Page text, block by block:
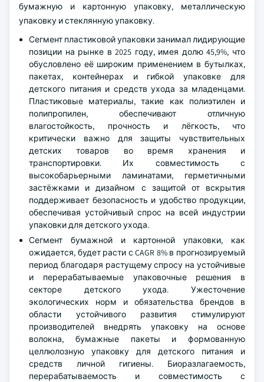
бумажную и картонную упаковку, металлическую
упаковку и стеклянную упаковку.
Сегмент пластиковой упаковки занимал лидирующие
позиции на рынке в 2025 году, имея долю 45,9%, что
обусловлено её широким применением в бутылках,
пакетах, контейнерах и гибкой упаковке для
детского питания и средств ухода за младенцами.
Пластиковые материалы, такие как полиэтилен и
полипропилен, обеспечивают отличную
влагостойкость, прочность и лёгкость, что
критически важно для защиты чувствительных
детских товаров во время хранения и
транспортировки. Их совместимость с
высокобарьерными ламинатами, герметичными
застёжками и дизайном с защитой от вскрытия
поддерживает безопасность и удобство продукции,
обеспечивая устойчивый спрос на всей индустрии
упаковки для детского ухода.
Сегмент бумажной и картонной упаковки, как
ожидается, будет расти с CAGR 8% в прогнозируемый
период благодаря растущему спросу на устойчивые
и перерабатываемые упаковочные решения в
секторе детского ухода. Ужесточение
экологических норм и обязательства брендов в
области устойчивого развития стимулируют
производителей внедрять упаковку на основе
волокна, бумажные пакеты и формованную
целлюлозную упаковку для детского питания и
средств личной гигиены. Биоразлагаемость,
перерабатываемость и совместимость с